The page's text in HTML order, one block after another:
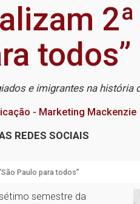
2ª
todos”
e imigrantes na história
- Marketing Mackenzie
REDES SOCIAIS
Paulo para todos”
semestre da